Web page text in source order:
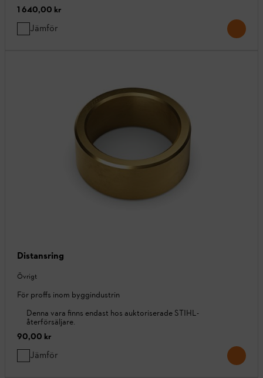
1 640,00 kr
Jämför
Distansring
Övrigt
För proffs inom byggindustrin
Denna vara finns endast hos auktoriserade STIHL-
återförsäljare.
90,00 kr
Jämför